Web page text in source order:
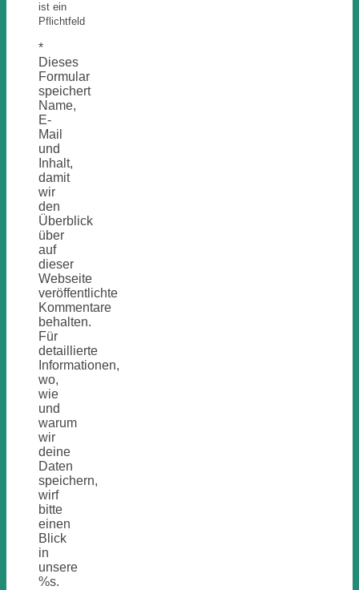
ist ein
Pflichtfeld
*
Dieses
Formular
speichert
Name,
E-
Mail
und
Inhalt,
damit
wir
den
Überblick
über
auf
dieser
Webseite
veröffentlichte
Kommentare
behalten.
Für
detaillierte
Informationen,
wo,
wie
und
warum
wir
deine
Daten
speichern,
wirf
bitte
einen
Blick
in
unsere
%s.